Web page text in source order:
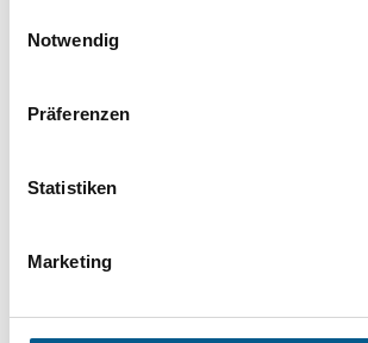
Notwendig
Präferenzen
Statistiken
Marketing
können durch die Wahl von
Themen: Kinder, Jugendliche &